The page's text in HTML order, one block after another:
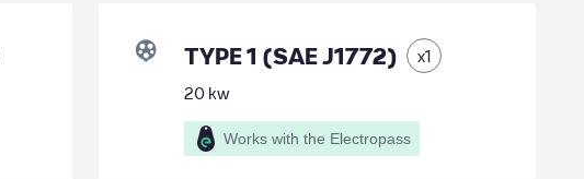
TYPE 1 (SAE J1772) x1
20 kw
Works with the Electropass